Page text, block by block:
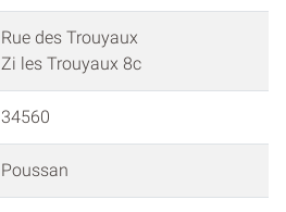
Rue des Trouyaux
Zi les Trouyaux 8c
34560
Poussan